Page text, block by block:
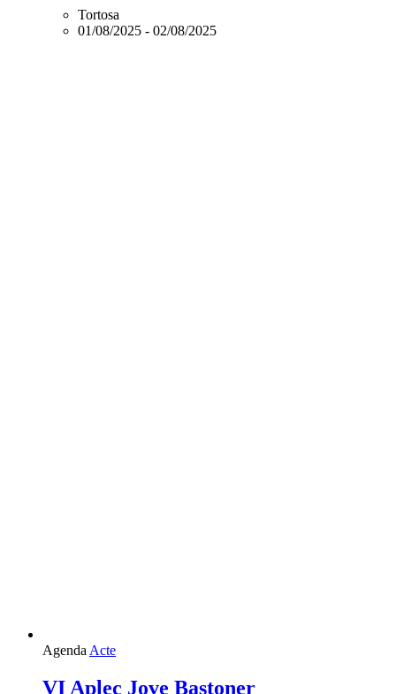
Tortosa
01/08/2025 - 02/08/2025
Agenda Acte
VI Aplec Jove Bastoner